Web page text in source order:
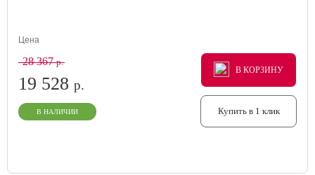
Цена
28 367р.
19 528 р.
В НАЛИЧИИ
В КОРЗИНУ
В КОРЗИНУ
В КОРЗИНУ
Купить в 1 клик